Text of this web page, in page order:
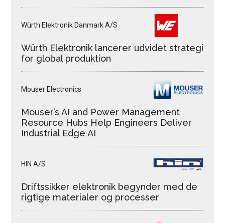
Würth Elektronik Danmark A/S
Würth Elektronik lancerer udvidet strategi
for global produktion
Mouser Electronics
Mouser’s AI and Power Management
Resource Hubs Help Engineers Deliver
Industrial Edge AI
HIN A/S
Driftssikker elektronik begynder med de
rigtige materialer og processer